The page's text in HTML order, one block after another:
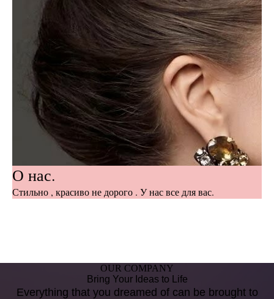
О нас.
Стильно , красиво не дорого . У нас все для вас.
OUR COMPANY
Bring Your Ideas to Life
Everything that you dreamed of can be brought to